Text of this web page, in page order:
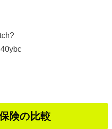
険の比較